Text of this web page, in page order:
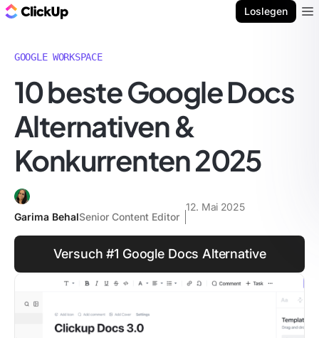
Loslegen
GOOGLE WORKSPACE
10 beste Google Docs
Alternativen &
Konkurrenten 2025
Garima BehalSenior Content Editor
12. Mai 2025
Versuch #1 Google Docs Alternative